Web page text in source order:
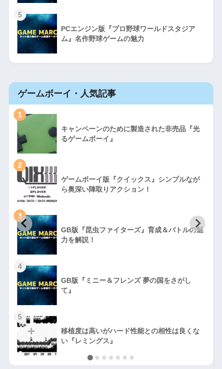
5
PCエンジン版『プロ野球ワールドスタジア
ム』名作野球ゲームの魅力
ゲームボーイ・人気記事
1
キャンペーンのために製造された非売品『光
るゲームボーイ』
2
ゲームボーイ版『クイックス』シンプルなが
ら奥深い陣取りアクション！
3
GB版『昆虫ファイターズ』育成＆バトルの魅
力を解説！
4
GB版『ミニー＆フレンズ 夢の国をさがし
て』
5
移植度は高いがハード性能との相性は良くな
い『レミングス』